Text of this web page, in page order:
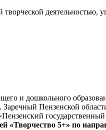
деятельностью,
и дошкольного
Пензенской
государственный
«Творчество 5+» по